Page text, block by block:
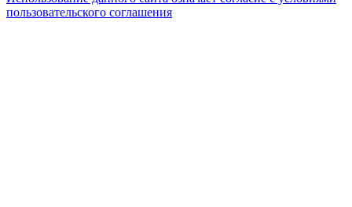
пользовательского соглашения